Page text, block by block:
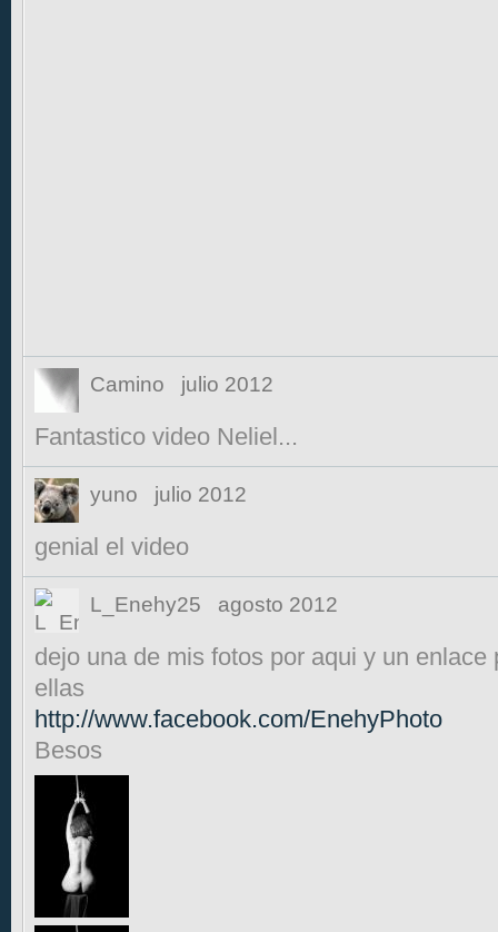
Camino julio 2012
Fantastico video Neliel...
yuno julio 2012
genial el video
L_Enehy25 agosto 2012
dejo una de mis fotos por aqui y un
ellas
http://www.facebook.com/EnehyPhoto
Besos